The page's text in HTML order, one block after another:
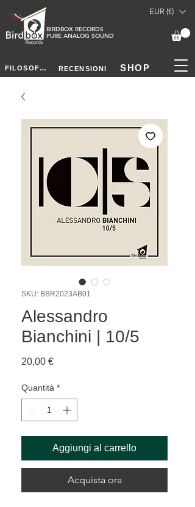
BIRDBOX RECORDS
PURE ANALOG SOUND
EUR (€)
FILOSOFIA RECENSIONI SHOP
SKU: BBR2023AB01
Alessandro
Bianchini | 10/5
20,00 €Prezzo
Quantità *
Aggiungi al carrello
Acquista ora